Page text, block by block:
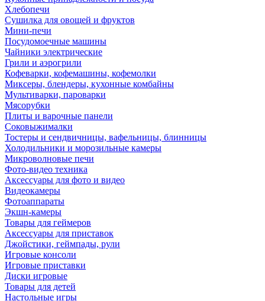
Хлебопечи
Сушилка для овощей и фруктов
Мини-печи
Посудомоечные машины
Чайники электрические
Грили и аэрогрили
Кофеварки, кофемашины, кофемолки
Миксеры, блендеры, кухонные комбайны
Мультиварки, пароварки
Мясорубки
Плиты и варочные панели
Соковыжималки
Тостеры и сендвичницы, вафельницы, блинницы
Холодильники и морозильные камеры
Микроволновые печи
Фото-видео техника
Аксессуары для фото и видео
Видеокамеры
Фотоаппараты
Экшн-камеры
Товары для геймеров
Аксессуары для приставок
Джойстики, геймпады, рули
Игровые консоли
Игровые приставки
Диски игровые
Товары для детей
Настольные игры